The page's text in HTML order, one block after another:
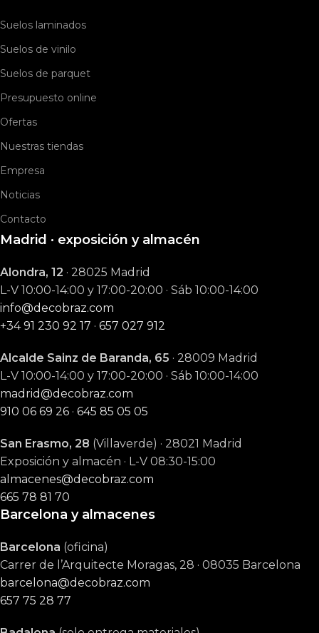
Suelos laminados
Suelos de vinilo
Suelos de parquet
Presupuesto online
Ofertas
Nuestras tiendas
Empresa
Noticias
Contacto
Madrid · exposición y almacén
Alondra, 12 · 28025 Madrid
L-V 10:00-14:00 y 17:00-20:00 · Sáb 10:00-14:00
info@decobraz.com
+34 91 230 92 17 · 657 027 912
Alcalde Sainz de Baranda, 65 · 28009 Madrid
L-V 10:00-14:00 y 17:00-20:00 · Sáb 10:00-14:00
madrid@decobraz.com
910 06 69 26 · 645 85 05 05
San Erasmo, 28 (Villaverde) · 28021 Madrid
Exposición y almacén · L-V 08:30-15:00
almacenes@decobraz.com
665 78 81 70
Barcelona y almacenes
Barcelona (oficina)
Carrer de l’Arquitecte Moragas, 28 · 08035 Barcelona
barcelona@decobraz.com
657 75 28 77